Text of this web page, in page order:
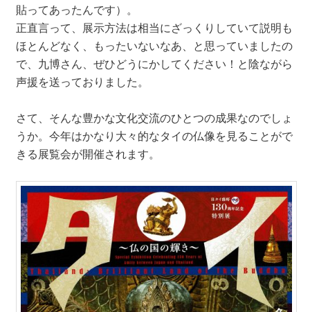
貼ってあったんです）。
正直言って、展示方法は相当にざっくりしていて説明も
ほとんどなく、もったいないなあ、と思っていましたの
で、九博さん、ぜひどうにかしてください！と陰ながら
声援を送っておりました。
さて、そんな豊かな文化交流のひとつの成果なのでしょ
うか。今年はかなり大々的なタイの仏像を見ることがで
きる展覧会が開催されます。